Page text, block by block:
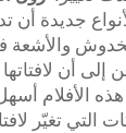
جديدة أن
والأشعة
أن
الأفلام
التي تغيّر